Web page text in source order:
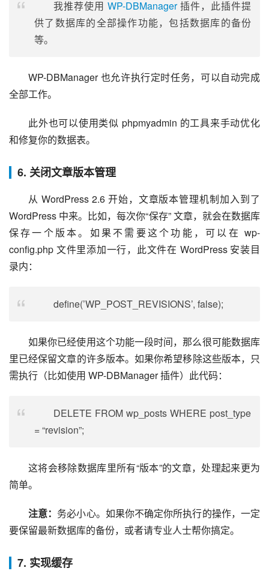
我推荐使用 WP-DBManager插件，此插件提
供了数据库的全部操作功能，包括数据库的备份
等。
WP-DBManager 也允许执行定时任务，可以自动完成
全部工作。
此外也可以使用类似 phpmyadmin 的工具来手动优化
和修复你的数据表。
6. 关闭文章版本管理
从 WordPress 2.6 开始，文章版本管理机制加入到了
WordPress 中来。比如，每次你“保存” 文章，就会在数据库
保存一个版本。如果不需要这个功能，可以在 wp-
config.php 文件里添加一行，此文件在 WordPress 安装目
录内：
define(’WP_POST_REVISIONS’, false);
如果你已经使用这个功能一段时间，那么很可能数据库
里已经保留文章的许多版本。如果你希望移除这些版本，只
需执行（比如使用 WP-DBManager 插件）此代码：
DELETE FROM wp_posts WHERE post_type
= “revision”;
这将会移除数据库里所有“版本”的文章，处理起来更为
简单。
注意： 务必小心。如果你不确定你所执行的操作，一定
要保留最新数据库的备份，或者请专业人士帮你搞定。
7. 实现缓存